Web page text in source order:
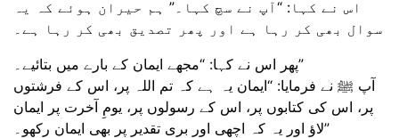
اس نے کہا: “آپ نے سچ کہا۔” ہم حیران ہوئے کہ یہ
سوال بھی کر رہا ہے اور پھر تصدیق بھی کر رہا ہے۔
پھر اس نے کہا: “مجھے ایمان کے بارے میں بتائیے۔”
آپ ﷺ نے فرمایا: “ایمان یہ ہے کہ تم اللہ پر، اس کے فرشتوں
پر، اس کی کتابوں پر، اس کے رسولوں پر، یومِ آخرت پر ایمان
لاؤ اور یہ کہ اچھی اور بری تقدیر پر بھی ایمان رکھو۔”